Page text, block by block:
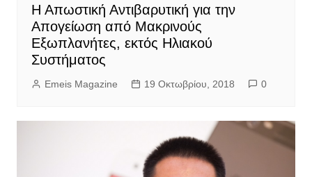
Η Απωστική Αντιβαρυτική για την
Απογείωση από Μακρινούς
Εξωπλανήτες, εκτός Ηλιακού
Συστήματος
Emeis Magazine 19 Οκτωβρίου, 2018 0